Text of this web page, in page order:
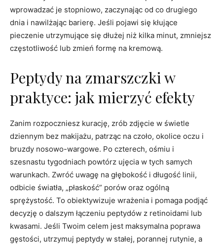
wprowadzać je stopniowo, zaczynając od co drugiego
dnia i nawilżając barierę. Jeśli pojawi się kłujące
pieczenie utrzymujące się dłużej niż kilka minut, zmniejsz
częstotliwość lub zmień formę na kremową.
Peptydy na zmarszczki w
praktyce: jak mierzyć efekty
Zanim rozpoczniesz kurację, zrób zdjęcie w świetle
dziennym bez makijażu, patrząc na czoło, okolice oczu i
bruzdy nosowo-wargowe. Po czterech, ośmiu i
szesnastu tygodniach powtórz ujęcia w tych samych
warunkach. Zwróć uwagę na głębokość i długość linii,
odbicie światła, „płaskość” porów oraz ogólną
sprężystość. To obiektywizuje wrażenia i pomaga podjąć
decyzję o dalszym łączeniu peptydów z retinoidami lub
kwasami. Jeśli Twoim celem jest maksymalna poprawa
gęstości, utrzymuj peptydy w stałej, porannej rutynie, a